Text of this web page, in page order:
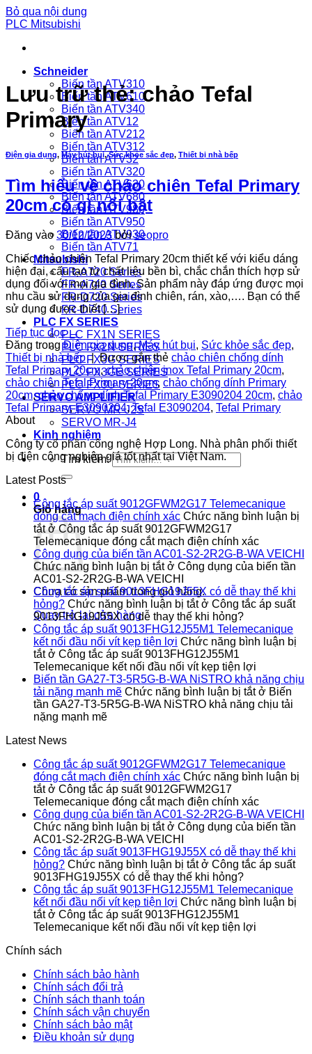
Bỏ qua nội dung
PLC Mitsubishi
Schneider
Biến tần ATV310
Biến tần ATV610
Biến tần ATV340
Biến tần ATV12
Biến tần ATV212
Biến tần ATV312
Biến tần ATV32
Biến tần ATV320
Biến tần ATV630
Biến tần ATV680
Biến tần ATV980
Biến tần ATV950
Biến tần ATV930
Biến tần ATV71
Mitsubishi
FR-A720 Series
FR-A740 Series
FR-D720 Series
FR-D740 Series
PLC FX SERIES
PLC FX1N SERIES
PLC FX2N SERIES
PLC FX3G SERIES
PLC FX3GE SERIES
PLC FX3U SERIES
SERVO AMPLIFIER
SERVO MR-J2S
SERVO MR-J4
Kinh nghiệm
Tìm kiếm:
0
Giỏ hàng
Chưa có sản phẩm trong giỏ hàng.
Quay trở lại cửa hàng
Lưu trữ thẻ:chảo Tefal
Primary
Điện gia dụng, Máy hút bụi,Sức khỏe sắc đẹp, Thiết bị nhà bếp
Tìm hiểu về chảo chiên Tefal Primary
20cm có gì nổi bật
Đăng vào30/12/2023 bởiseopro
Chiếc chảo chiên Tefal Primary 20cm thiết kế với kiểu dáng
hiện đại, cấu tạo từ chất liệu bền bì, chắc chắn thích hợp sử
dụng đối với mọi gia đình. Sản phẩm này đáp ứng được mọi
nhu cầu sử dụng của gia đình chiên, rán, xào,…. Bạn có thể
sử dụng được thiết […]
Tiếp tục đọc→
Đăng trongĐiện gia dụng,Máy hút bụi, Sức khỏe sắc đẹp,
Thiết bị nhà bếp | Được gắn thẻ chảo chiên chống dính
Tefal Primary 20cm,chảo chiên inox Tefal Primary 20cm,
chảo chiên Tefal Primary 20cm, chảo chống dính Primary
20cm,chảo chống dính Tefal Primary E3090204 20cm, chảo
Tefal Primary,E3090204,Tefal E3090204, Tefal Primary
About
Công ty cổ phần công nghệ Hợp Long. Nhà phân phối thiết
bị điện công nghiệp giá tốt nhất tại Việt Nam.
Latest Posts
Công tắc áp suất 9012GFWM2G17 Telemecanique
đóng cắt mạch điện chính xác Chức năng bình luận bị
tắtở Công tắc áp suất 9012GFWM2G17
Telemecanique đóng cắt mạch điện chính xác
Công dụng của biến tần AC01-S2-2R2G-B-WA VEICHI
Chức năng bình luận bị tắtở Công dụng của biến tần
AC01-S2-2R2G-B-WA VEICHI
Công tắc áp suất 9013FHG19J55X có dễ thay thế khi
hỏng? Chức năng bình luận bị tắtở Công tắc áp suất
9013FHG19J55X có dễ thay thế khi hỏng?
Công tắc áp suất 9013FHG12J55M1 Telemecanique
kết nối đầu nối vít kẹp tiện lợi Chức năng bình luận bị
tắtở Công tắc áp suất 9013FHG12J55M1
Telemecanique kết nối đầu nối vít kẹp tiện lợi
Biến tần GA27-T3-5R5G-B-WA NiSTRO khả năng chịu
tải nặng mạnh mẽ Chức năng bình luận bị tắtở Biến
tần GA27-T3-5R5G-B-WA NiSTRO khả năng chịu tải
nặng mạnh mẽ
Latest News
Công tắc áp suất 9012GFWM2G17 Telemecanique
đóng cắt mạch điện chính xác Chức năng bình luận bị
tắtở Công tắc áp suất 9012GFWM2G17
Telemecanique đóng cắt mạch điện chính xác
Công dụng của biến tần AC01-S2-2R2G-B-WA VEICHI
Chức năng bình luận bị tắtở Công dụng của biến tần
AC01-S2-2R2G-B-WA VEICHI
Công tắc áp suất 9013FHG19J55X có dễ thay thế khi
hỏng? Chức năng bình luận bị tắtở Công tắc áp suất
9013FHG19J55X có dễ thay thế khi hỏng?
Công tắc áp suất 9013FHG12J55M1 Telemecanique
kết nối đầu nối vít kẹp tiện lợi Chức năng bình luận bị
tắtở Công tắc áp suất 9013FHG12J55M1
Telemecanique kết nối đầu nối vít kẹp tiện lợi
Chính sách
Chính sách bảo hành
Chính sách đổi trả
Chính sách thanh toán
Chính sách vận chuyển
Chính sách bảo mật
Điều khoản sử dụng